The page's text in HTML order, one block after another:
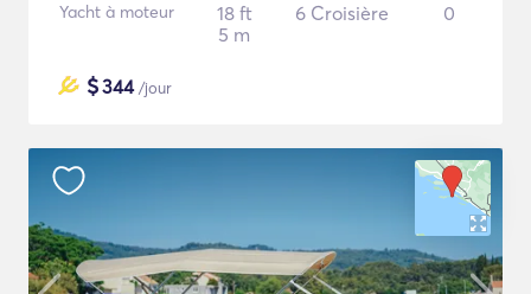
Yacht à moteur
18 ft
5 m
6 Croisière 0
$344/jour